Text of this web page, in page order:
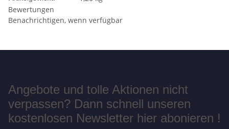
Bewertungen
Benachrichtigen, wenn verfügbar
Angebote und tolle Aktionen nicht
verpassen? Dann schnell unseren
kostenlosen Newsletter hier abonieren !